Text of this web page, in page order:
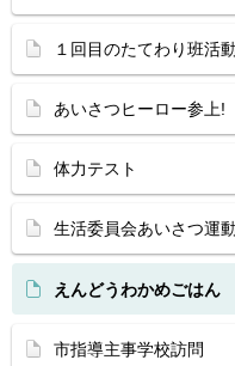
１回目のたてわり班活動
あいさつヒーロー参上!
体力テスト
生活委員会あいさつ運動
えんどうわかめごはん
市指導主事学校訪問